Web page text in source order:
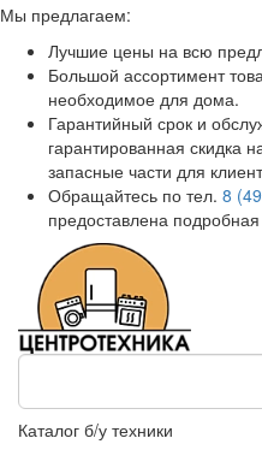
Мы предлагаем:
Лучшие цены на всю
Большой ассортимент
необходимое для дома.
Гарантийный срок и
гарантированная скидка
запасные части для
Обращайтесь по тел. 8
предоставлена
Каталог б/у техники